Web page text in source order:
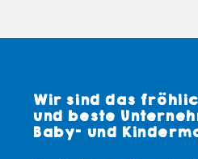
Wir sind das
und beste
Baby- und